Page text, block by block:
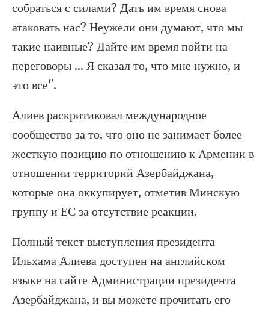
собраться с силами? Дать им время снова
атаковать нас? Неужели они думают, что мы
такие наивные? Дайте им время пойти на
переговоры ... Я сказал то, что мне нужно, и
это все".
Алиев раскритиковал международное
сообщество за то, что оно не занимает более
жесткую позицию по отношению к Армении в
отношении территорий Азербайджана,
которые она оккупирует, отметив Минскую
группу и ЕС за отсутствие реакции.
Полный текст выступления президента
Ильхама Алиева доступен на английском
языке на сайте Администрации президента
Азербайджана, и вы можете прочитать его